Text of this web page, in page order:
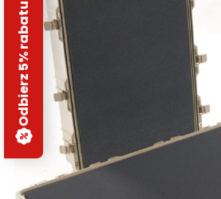
Odbierz 5% rabatu